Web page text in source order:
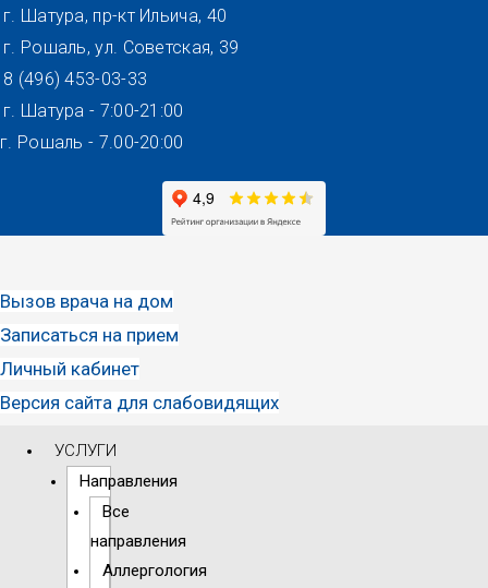
Перейти
г. Шатура, пр-кт Ильича, 40
г. Рошаль, ул. Советская, 39
8 (496) 453-03-33
г. Шатура - 7:00-21:00
г. Рошаль - 7.00-20:00
Вызов врача на дом
Записаться на прием
Личный кабинет
Версия сайта для слабовидящих
УСЛУГИ
Направления
Все
направления
Аллергология